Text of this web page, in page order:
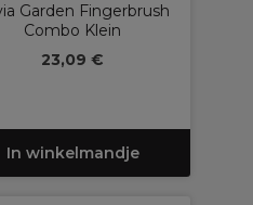
Garden Fingerbrush
Combo Klein
23,09 €
In winkelmandje